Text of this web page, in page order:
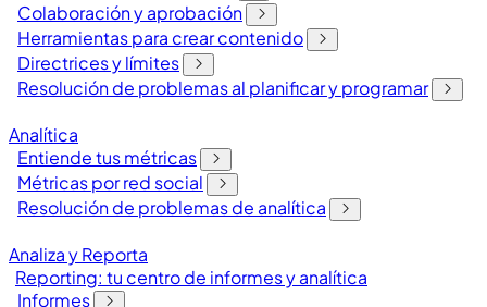
Colaboración y aprobación
Herramientas para crear contenido
Directrices y límites
Resolución de problemas al planificar y programar
Analítica
Entiende tus métricas
Métricas por red social
Resolución de problemas de analítica
Analiza y Reporta
Reporting: tu centro de informes y analítica
Informes